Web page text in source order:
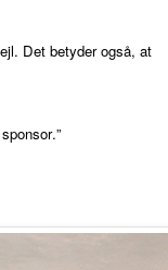
Det betyder også, at